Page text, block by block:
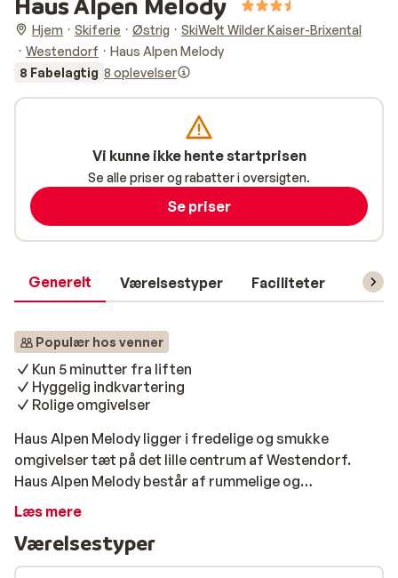
Hjem Skiferie Østrig
SkiWelt Wilder Kaiser-Brixental
Westendorf
Haus Alpen Melody
8 Fabelagtig 8 oplevelser
Generelt Værelsestyper Faciliteter
Populær hos venner
Kun 5 minutter fra liften
Hyggelig indkvartering
Rolige omgivelser
Haus Alpen Melody ligger i fredelige og smukke
omgivelser tæt på det lille centrum af Westendorf.
Haus Alpen Melody består af rummelige og
komfortabelt indrettede lejligheder. De største af
mindste har plads til 3. Lejlighederne er således
velegnet til både par og mindre grupper. Lejlighederne
Læs mere
Værelsestyper
Vi kunne ikke hente startprisen
Se alle priser og rabatter i oversigten.
Se priser